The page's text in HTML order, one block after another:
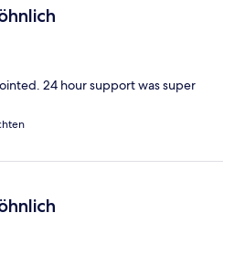
24 hour support was super